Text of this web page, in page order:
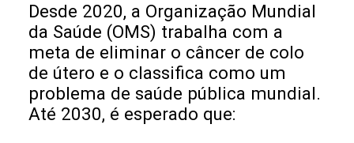
Desde 2020, a Organização Mundial
da Saúde (OMS) trabalha com a
meta de eliminar o câncer de colo
de útero e o classifica como um
problema de saúde pública mundial.
Até 2030, é esperado que: